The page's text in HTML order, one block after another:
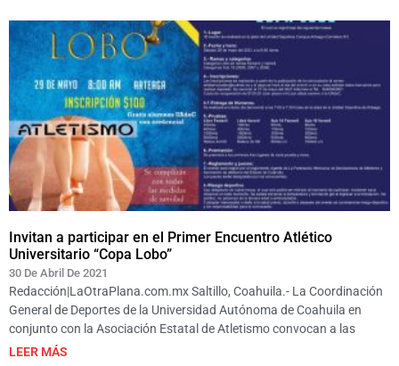
Invitan a participar en el Primer Encuentro Atlético
Universitario “Copa Lobo”
30 De Abril De 2021
Redacción|LaOtraPlana.com.mx Saltillo, Coahuila.- La Coordinación
General de Deportes de la Universidad Autónoma de Coahuila en
conjunto con la Asociación Estatal de Atletismo convocan a las
LEER MÁS